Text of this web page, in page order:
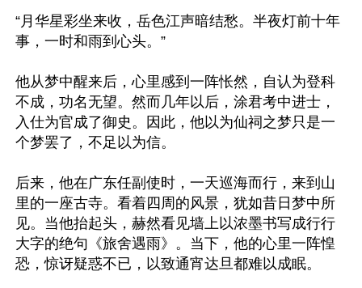
“月华星彩坐来收，岳色江声暗结愁。半夜灯前十年
事，一时和雨到心头。”
他从梦中醒来后，心里感到一阵怅然，自认为登科
不成，功名无望。然而几年以后，涂君考中进士，
入仕为官成了御史。因此，他以为仙祠之梦只是一
个梦罢了，不足以为信。
后来，他在广东任副使时，一天巡海而行，来到山
里的一座古寺。看着四周的风景，犹如昔日梦中所
见。当他抬起头，赫然看见墙上以浓墨书写成行行
大字的绝句《旅舍遇雨》。当下，他的心里一阵惶
恐，惊讶疑惑不已，以致通宵达旦都难以成眠。